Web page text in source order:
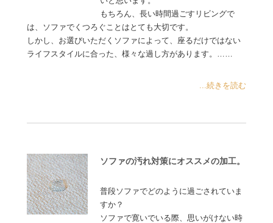
もちろん、長い時間過ごすリビングで
は、ソファでくつろぐことはとても大切です。
しかし、お選びいただくソファによって、座るだけではない
ライフスタイルに合った、様々な過し方があります。……
...続きを読む
ソファの汚れ対策にオススメの加工。
普段ソファでどのように過ごされていま
すか？
ソファで寛いでいる際、思いがけない時